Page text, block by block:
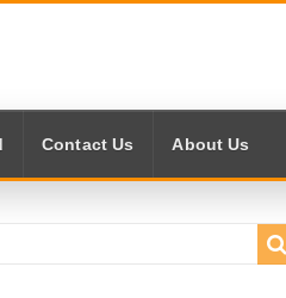
Contact Us About Us